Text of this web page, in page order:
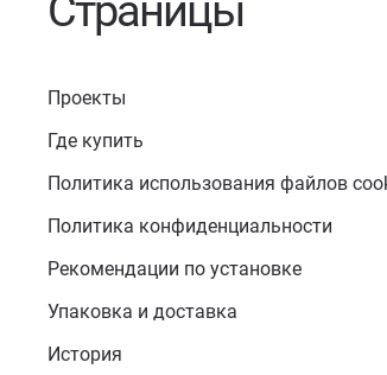
Страницы
Проекты
Где купить
Политика использования файлов
Политика конфиденциальности
Рекомендации по установке
Упаковка и доставка
История